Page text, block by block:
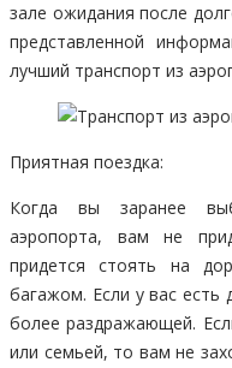
зале ожидания после
представленной
лучший транспорт из
Приятная поездка:
Когда вы заранее
аэропорта, вам не
придется стоять на
багажом. Если у вас
более раздражающей.
или семьей, то вам не